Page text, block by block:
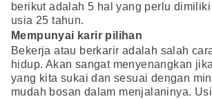
berikut adalah 5 hal yang perlu
usia 25 tahun.
Mempunyai karir pilihan
Bekerja atau berkarir adalah salah
hidup. Akan sangat menyenangkan
yang kita sukai dan sesuai dengan
mudah bosan dalam menjalaninya.